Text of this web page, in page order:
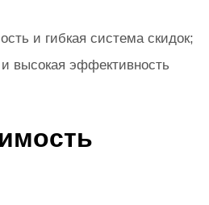
и гибкая система скидок;
высокая эффективность